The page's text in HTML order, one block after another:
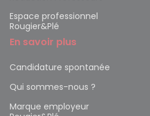
Espace professionnel
Rougier&Plé
En savoir plus
Candidature spontanée
Qui sommes-nous ?
Marque employeur